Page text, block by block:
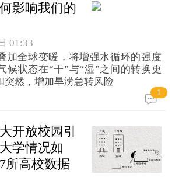
影响我们的
01:33
加全球变暖，将增强水循环的强度
候状态在“干”与“湿”之间的转换更
突然，增加旱涝急转风险
1
开放校园引
学情况如
所高校数据